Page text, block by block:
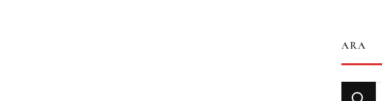
ARA